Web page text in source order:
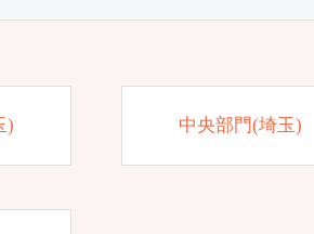
) 中央部門(埼玉)